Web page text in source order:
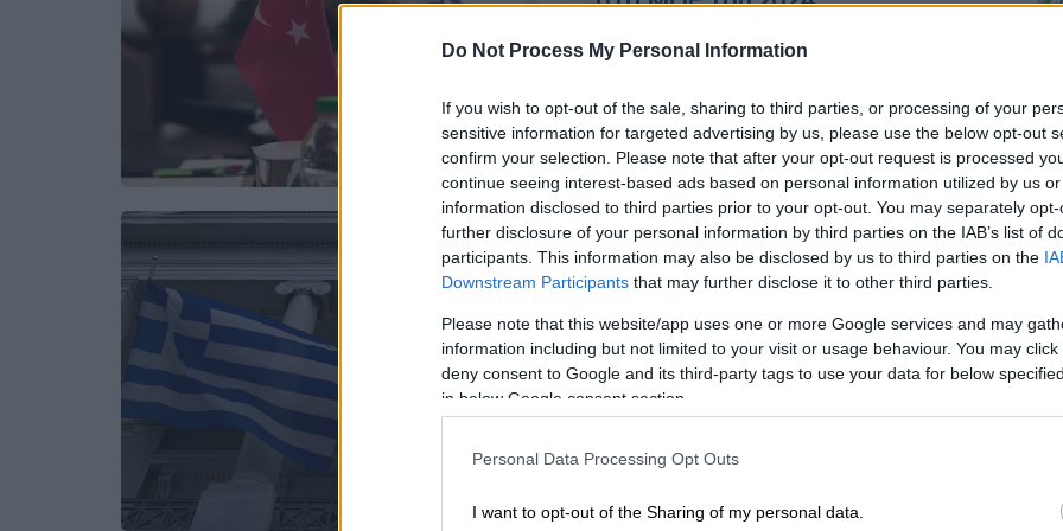
Do Not Process My Personal Information
If you wish to opt-out of the sale, sharing to third parties, or processing of your
sensitive information for targeted advertising by us, please use the below opt-out
confirm your selection. Please note that after your opt-out request is processed
continue seeing interest-based ads based on personal information utilized by us
information disclosed to third parties prior to your opt-out. You may separately
further disclosure of your personal information by third parties on the IAB’s list of
participants. This information may also be disclosed by us to third parties on the
Downstream Participants that may further disclose it to other third parties.
Please note that this website/app uses one or more Google services and may
information including but not limited to your visit or usage behaviour. You may
deny consent to Google and its third-party tags to use your data for below
in below Google consent section.
Personal Data Processing Opt Outs
I want to opt-out of the Sharing of my personal data.
Τα Μέτρα Οικοδόμησης
Εμπιστοσύνης μεταξύ της Τουρκίας
και της Ελλάδας περιλάμβαναν 16
σημεία το 2024
Κόσμος 24.04.2024 13:28
Γκιουλέρ: Η συνάντηση για τα
ΜΟΕ πήγε καλά - Όταν ο
Σταϊνμάγερ τελειώσει με το
ντονέρ, θα συζητήσουμε και για
Eurofighters
Ο υπουργός Άμυνας της Τουρκίας
ρωτήθηκε και για την αγορά
Eurofighter και είπε: «Ο πρόεδρος της
Γερμανίας τώρα κόβει ντονέρ. Θα τον